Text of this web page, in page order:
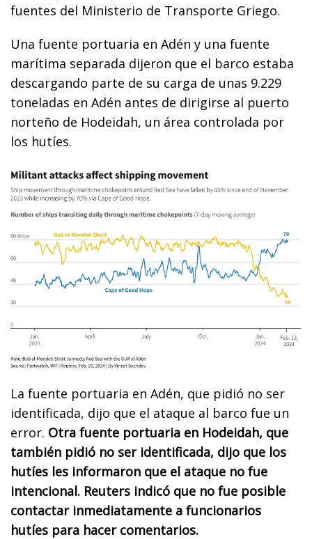
fuentes del Ministerio de Transporte Griego.
Una fuente portuaria en Adén y una fuente
marítima separada dijeron que el barco estaba
descargando parte de su carga de unas 9.229
toneladas en Adén antes de dirigirse al puerto
norteño de Hodeidah, un área controlada por
los hutíes.
La fuente portuaria en Adén, que pidió no ser
identificada, dijo que el ataque al barco fue un
error. Otra fuente portuaria en Hodeidah, que
también pidió no ser identificada, dijo que los
hutíes les informaron que el ataque no fue
intencional. Reuters indicó que no fue posible
contactar inmediatamente a funcionarios
hutíes para hacer comentarios.